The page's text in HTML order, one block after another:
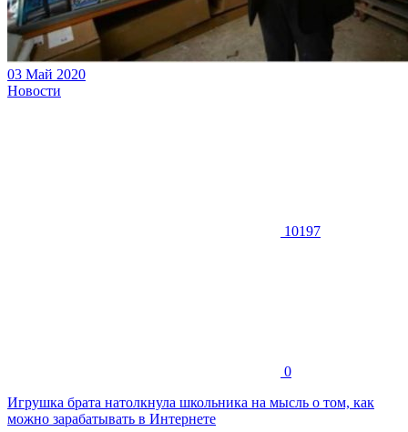
03 Май 2020
Новости
10197
0
Игрушка брата натолкнула школьника на мысль о том, как
можно зарабатывать в Интернете